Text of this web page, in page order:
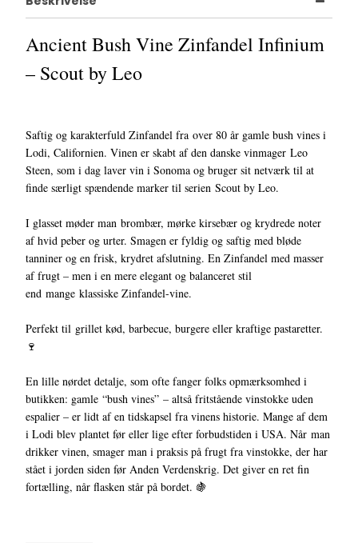
Ancient Bush Vine Zinfandel Infinium
– Scout by Leo
Saftig og karakterfuld Zinfandel fra over 80 år gamle bush vines i
Lodi, Californien. Vinen er skabt af den danske vinmager Leo
Steen, som i dag laver vin i Sonoma og bruger sit netværk til at
finde særligt spændende marker til serien Scout by Leo.
I glasset møder man brombær, mørke kirsebær og krydrede noter
af hvid peber og urter. Smagen er fyldig og saftig med bløde
tanniner og en frisk, krydret afslutning. En Zinfandel med masser
af frugt – men i en mere elegant og balanceret stil
end mange klassiske Zinfandel-vine.
Perfekt til grillet kød, barbecue, burgere eller kraftige pastaretter.
🍷
En lille nørdet detalje, som ofte fanger folks opmærksomhed i
butikken: gamle “bush vines” – altså fritstående vinstokke uden
espalier – er lidt af en tidskapsel fra vinens historie. Mange af dem
i Lodi blev plantet før eller lige efter forbudstiden i USA. Når man
drikker vinen, smager man i praksis på frugt fra vinstokke, der har
stået i jorden siden før Anden Verdenskrig. Det giver en ret fin
fortælling, når flasken står på bordet. 🍇